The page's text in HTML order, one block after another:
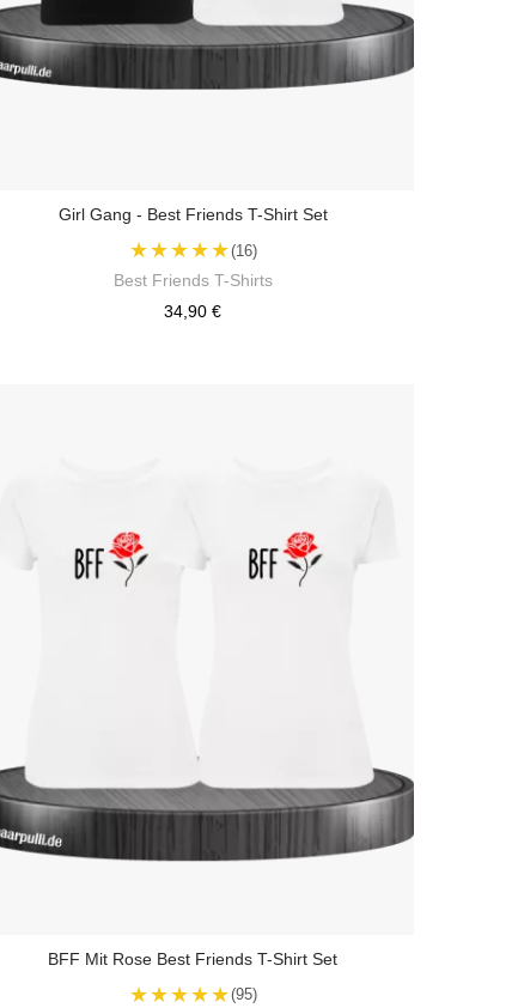
Girl Gang - Best Friends T-Shirt Set
★★★★★(16)
Best Friends T-Shirts
34,90 €
BFF Mit Rose Best Friends T-Shirt Set
★★★★★(95)